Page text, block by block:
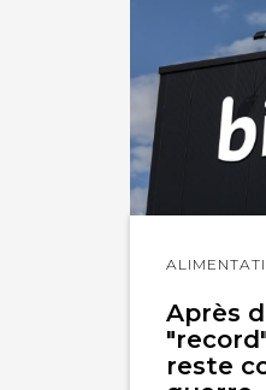
Après
reste
Lire